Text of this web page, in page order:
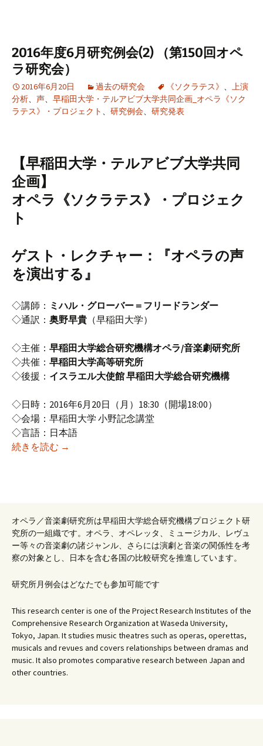
2016年度6月研究例会(2) （第150回オペ
ラ研究会）
2016年6月20日 過去の研究会 《ソクラテス》 、 上演
分析、 声、 早稲田大学・テルアビブ大学共同企画_オペラ《ソク
ラテス》・プロジェクト 、 研究例会、 研究発表
【早稲田大学・テルアビブ大学共同
企画】
オペラ《ソクラテス》・プロジェク
ト
ゲスト・レクチャー：『オペラの声
を演出する』
◇講師： ミハル・グローバー＝フリードランダー
◇通訳： 奥野早貴 （早稲田大学）
◇主催： 早稲田大学総合研究機構オペラ/音楽劇研究所
◇共催： 早稲田大学高等研究所
◇後援： イスラエル大使館 早稲田大学総合研究機構
◇日時：2016年6月20日（月）18:30（開場18:00）
◇会場：早稲田大学 小野記念講堂
◇言語：日本語
続きを読む 2016年度6月研究例会(2) （第150回オペラ研究会
→
オペラ／音楽劇研究所は早稲田大学総合研究機構プロジェクト研
究所の一組織です。オペラ、オペレッタ、ミュージカル、レヴュ
ー等々の音楽劇の諸ジャンル、さらには演劇と音楽の関係性を考
察の対象とし、日本を含む各国の比較研究を推進しています。
研究所月例会はどなたでも参加可能です
This research center is one of the Project Research Institutes of the
Comprehensive Research Organization at Waseda University,
Tokyo, Japan. It studies music theatres such as operas, operettas,
musicals and revues and covers relationships between dramas and
music. It also promotes comparative research between Japan and
other countries.